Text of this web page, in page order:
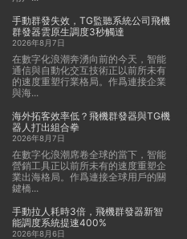
手動群發失效，TG監聽系統公司飛機
群發器雲原生調度3秒觸達
2026年8月7日
在數字化浪潮奔湧向前的今天，智能
通信與自動化交互技術正以前所未有
的速度重塑行業格局。作爲連接企業
與海...
海外拓客效率低？飛機群發器與TG機
器人打出組合拳
2026年8月7日
在數字化浪潮席卷全球的當下，智能
營銷工具正以前所未有的速度重塑企
業出海格局。作爲連接全球用戶的關
鍵橋...
手動拉人耗時3倍，飛機群發器新智
能調度系統提速400%
2026年8月6日